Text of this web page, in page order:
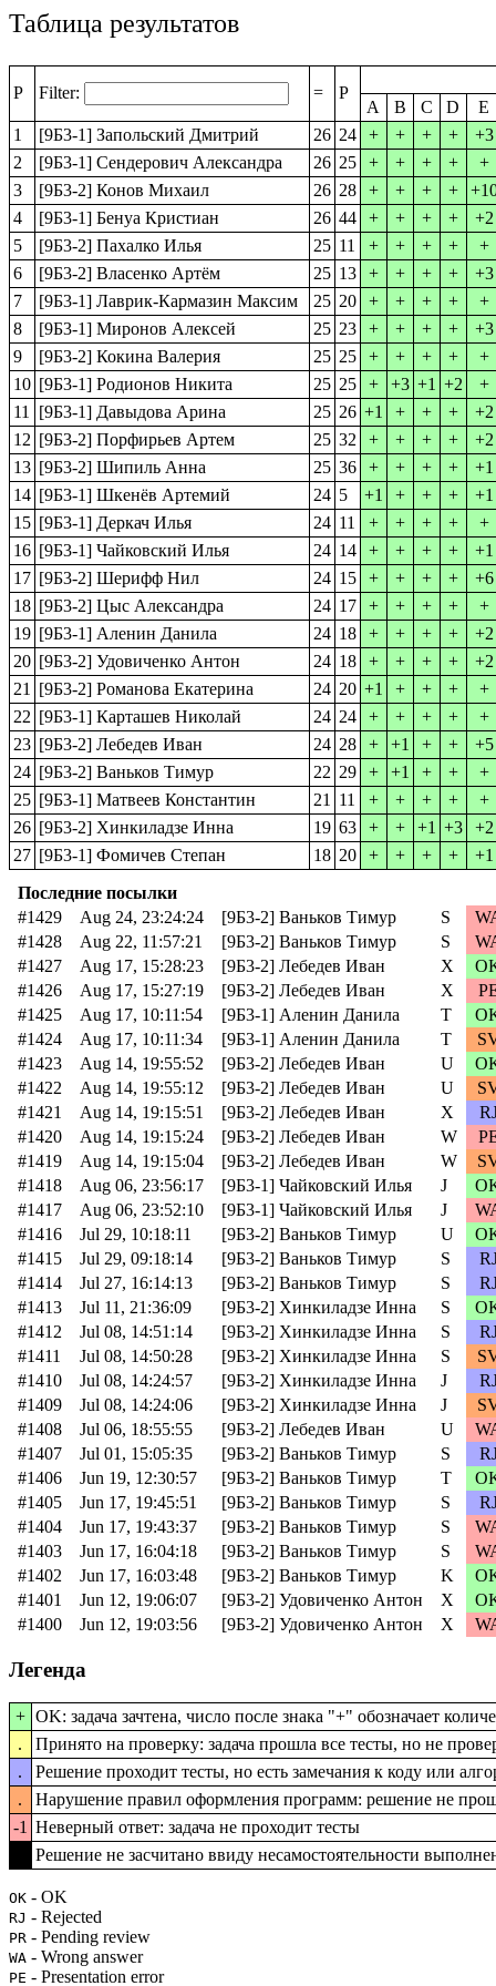
Таблица результатов
P Filter: = P
A B C D
E
1
[9Б3-1] Запольский Дмитрий 26 24 + + + +
+3
2
[9Б3-1] Сендерович Александра 26 25 + + + +
+
3
[9Б3-2] Конов Михаил 26 28 + + + +
4
[9Б3-1] Бенуа Кристиан 26 44 + + + +
+2
5
[9Б3-2] Пахалко Илья 25 11 + + + +
+
6
[9Б3-2] Власенко Артём 25 13 + + + +
+3
7
[9Б3-1] Лаврик-Кармазин Максим 25 20 + + + +
+
8
[9Б3-1] Миронов Алексей 25 23 + + + +
+3
9
[9Б3-2] Кокина Валерия 25 25 + + + +
+
10 [9Б3-1] Родионов Никита 25 25 + +3 +1 +2
+
11
[9Б3-1] Давыдова Арина 25 26 +1 + + +
+2
12 [9Б3-2] Порфирьев Артем 25 32 + + + +
+2
13 [9Б3-2] Шипиль Анна 25 36 + + + +
+1
14 [9Б3-1] Шкенёв Артемий 24 5 +1 + + +
+1
15 [9Б3-1] Деркач Илья 24 11 + + + +
+
16 [9Б3-1] Чайковский Илья 24 14 + + + +
+1
17 [9Б3-2] Шерифф Нил 24 15 + + + +
+6
18 [9Б3-2] Цыс Александра 24 17 + + + +
+
19 [9Б3-1] Аленин Данила 24 18 + + + +
+2
20 [9Б3-2] Удовиченко Антон 24 18 + + + +
+2
21
[9Б3-2] Романова Екатерина 24 20 +1 + + +
+
22 [9Б3-1] Карташев Николай 24 24 + + + +
+
23 [9Б3-2] Лебедев Иван 24 28 + +1 + +
+5
24 [9Б3-2] Ваньков Тимур 22 29 + +1 + +
+
25 [9Б3-1] Матвеев Константин 21 11 + + + +
+
26 [9Б3-2] Хинкиладзе Инна 19 63 + + +1 +3
+2
27 [9Б3-1] Фомичев Степан 18 20 + + + +
+1
Последние посылки
#1429
Aug 24, 23:24:24 [9Б3-2] Ваньков Тимур S
#1428
Aug 22, 11:57:21 [9Б3-2] Ваньков Тимур S
#1427
Aug 17, 15:28:23 [9Б3-2] Лебедев Иван X
#1426
Aug 17, 15:27:19 [9Б3-2] Лебедев Иван X
#1425
Aug 17, 10:11:54 [9Б3-1] Аленин Данила T
#1424
Aug 17, 10:11:34 [9Б3-1] Аленин Данила T
#1423
Aug 14, 19:55:52 [9Б3-2] Лебедев Иван U
#1422
Aug 14, 19:55:12 [9Б3-2] Лебедев Иван U
#1421
Aug 14, 19:15:51 [9Б3-2] Лебедев Иван X
#1420
Aug 14, 19:15:24 [9Б3-2] Лебедев Иван W
#1419
Aug 14, 19:15:04 [9Б3-2] Лебедев Иван W
#1418
Aug 06, 23:56:17 [9Б3-1] Чайковский Илья J
#1417
Aug 06, 23:52:10 [9Б3-1] Чайковский Илья J
#1416
Jul 29, 10:18:11 [9Б3-2] Ваньков Тимур U
#1415
Jul 29, 09:18:14 [9Б3-2] Ваньков Тимур S
#1414
Jul 27, 16:14:13 [9Б3-2] Ваньков Тимур S
#1413
Jul 11, 21:36:09 [9Б3-2] Хинкиладзе Инна S
#1412
Jul 08, 14:51:14 [9Б3-2] Хинкиладзе Инна S
#1411
Jul 08, 14:50:28 [9Б3-2] Хинкиладзе Инна S
#1410
Jul 08, 14:24:57 [9Б3-2] Хинкиладзе Инна J
#1409
Jul 08, 14:24:06 [9Б3-2] Хинкиладзе Инна J
#1408
Jul 06, 18:55:55 [9Б3-2] Лебедев Иван U
#1407
Jul 01, 15:05:35 [9Б3-2] Ваньков Тимур S
#1406
Jun 19, 12:30:57 [9Б3-2] Ваньков Тимур T
#1405
Jun 17, 19:45:51 [9Б3-2] Ваньков Тимур S
#1404
Jun 17, 19:43:37 [9Б3-2] Ваньков Тимур S
#1403
Jun 17, 16:04:18 [9Б3-2] Ваньков Тимур S
#1402
Jun 17, 16:03:48 [9Б3-2] Ваньков Тимур K
#1401
Jun 12, 19:06:07 [9Б3-2] Удовиченко Антон X
#1400
Jun 12, 19:03:56 [9Б3-2] Удовиченко Антон X
Легенда
+ OK: задача зачтена, число после знака "+" обозначает
.
Принято на проверку: задача прошла все тесты, но не
.
Решение проходит тесты, но есть замечания к коду или
.
Нарушение правил оформления программ: решение не
-1 Неверный ответ: задача не проходит тесты
Решение не засчитано ввиду несамостоятельности
OK - OK
RJ - Rejected
PR - Pending review
WA - Wrong answer
PE - Presentation error